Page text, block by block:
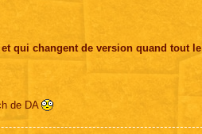
qui changent de version quand tout
de DA